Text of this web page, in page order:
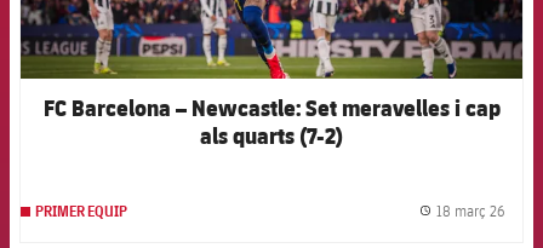
FC Barcelona – Newcastle: Set meravelles i cap
als quarts (7-2)
PRIMER EQUIP 18 març 26